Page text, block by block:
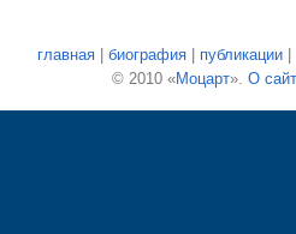
главная| биография| публикации|
© 2010 «Моцарт». О